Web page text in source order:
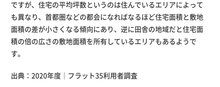
ですが、住宅の平均坪数というのは住んでいるエリアによって
も異なり、首都圏などの都会になればなるほど住宅面積と敷地
面積の差が小さくなる傾向にあり、逆に田舎の地域だと住宅面
積の倍の広さの敷地面積を所有しているエリアもあるようで
す。
出典：2020年度｜フラット35利用者調査